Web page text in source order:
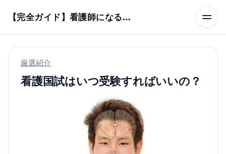
【完全ガイド】看護師になるまでのステップ＆スケジュール
厳選紹介
看護国試はいつ受験すればいいの？